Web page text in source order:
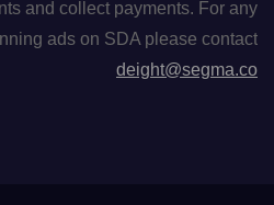
and collect payments. For any
ads on SDA please contact
deight@segma.co